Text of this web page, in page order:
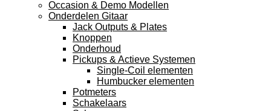
Occasion & Demo Modellen
Onderdelen Gitaar
Jack Outputs & Plates
Knoppen
Onderhoud
Pickups & Actieve Systemen
Single-Coil elementen
Humbucker elementen
Potmeters
Schakelaars